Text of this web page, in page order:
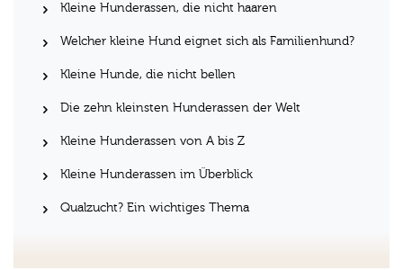
Kleine Hunderassen, die nicht haaren
Welcher kleine Hund eignet sich als Familienhund?
Kleine Hunde, die nicht bellen
Die zehn kleinsten Hunderassen der Welt
Kleine Hunderassen von A bis Z
Kleine Hunderassen im Überblick
Qualzucht? Ein wichtiges Thema